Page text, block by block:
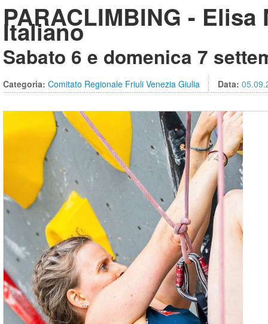
PARACLIMBING -
Italiano
Sabato 6 e domenica 7
Categoria: Comitato Regionale Friuli Venezia Giulia Data: